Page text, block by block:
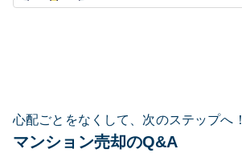
心配ごとをなくして、次のステップへ！
マンション売却のQ&A